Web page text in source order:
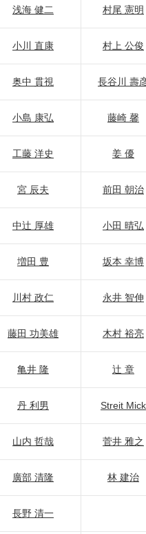
浅海 健二 村尾 憲明
小川 直康 村上 公俊
奥中 貫視 長谷川 壽
小島 康弘 藤崎 馨
工藤 洋史 姜 優
宮 辰夫 前田 朝治
中辻 厚雄 小田 晴弘
増田 豊 坂本 幸博
川村 政仁 永井 智伸
藤田 功美雄 木村 裕亮
亀井 隆 辻 章
丹 利男 Streit Mick
山内 哲哉 菅井 雅之
廣部 清隆 林 建治
長野 清一